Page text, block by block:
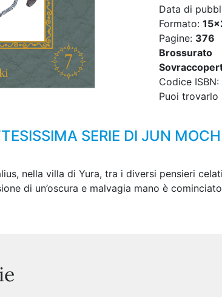
Data di
Formato:
Pagine: 376
Brossurato
Codice ISBN:
Puoi trovarlo
SERIE DI JUN
nella villa di Yura, tra i diversi pensieri
di un’oscura e malvagia mano è